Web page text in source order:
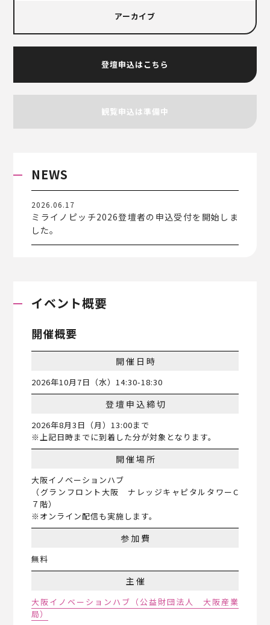
アーカイブ
登壇申込はこちら
観覧申込は準備中
NEWS
2026.06.17
ミライノピッチ2026登壇者の申込受付を開始しま
した。
イベント概要
開催概要
開催日時
2026年10月7日（水）14:30-18:30
登壇申込締切
2026年8月3日（月）13:00まで
※上記日時までに到着した分が対象となります。
開催場所
大阪イノベーションハブ
（グランフロント大阪 ナレッジキャピタルタワーC
７階）
※オンライン配信も実施します。
参加費
無料
主催
大阪イノベーションハブ（公益財団法人 大阪産業
局）